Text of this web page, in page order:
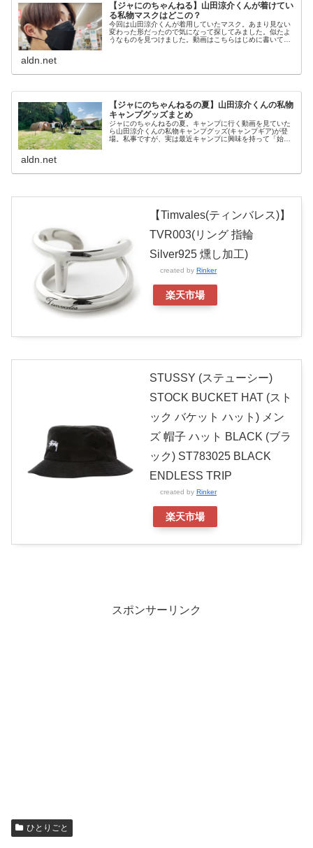
【ジャにのちゃんねる】山田涼介くんが着けてい
る私物マスクはどこの？
今回は山田涼介くんが着用していたマスク。あまり見ない
変わった形だったので気になって探してみました。似たよ
うなものを見つけました。動画はこちらはじめに書いてお
aldn.net
【ジャにのちゃんねるの夏】山田涼介くんの私物
キャンプグッズまとめ
ジャにのちゃんねるの夏。キャンプに行く動画を見ていた
ら山田涼介くんの私物キャンプグッズ(キャンプギア)が登
場。私事ですが、実は最近キャンプに興味を持って「始め
aldn.net
【Timvales(ティンバレス)】
TVR003(リング 指輪
Silver925 燻し加工)
created by Rinker
楽天市場
STUSSY (ステューシー)
STOCK BUCKET HAT (スト
ック バケット ハット) メン
ズ 帽子 ハット BLACK (ブラ
ック) ST783025 BLACK
ENDLESS TRIP
created by Rinker
楽天市場
スポンサーリンク
ひとりごと